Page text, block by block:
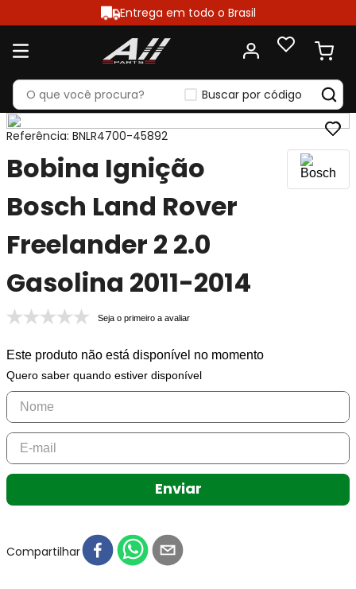
Entrega em todo o Brasil
Buscar por código
Referência: BNLR4700-45892
Bobina Ignição
Bosch Land Rover
Freelander 2 2.0
Gasolina 2011-2014
Seja o primeiro a avaliar
Este produto não está disponível no momento
Quero saber quando estiver disponível
Enviar
Compartilhar